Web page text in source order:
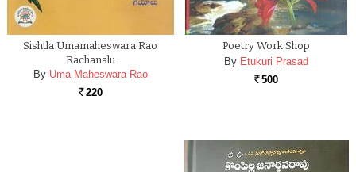
Sishtla Umamaheswara Rao
Rachanalu
By Uma Maheswara Rao
Rs. 220
Poetry Work Shop
By Etukuri Prasad
Rs. 500